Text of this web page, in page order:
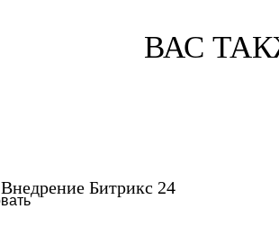
ВАС
Внедрение Битрикс 24